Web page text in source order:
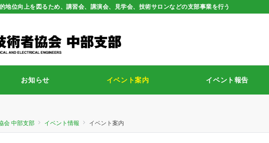
地位向上を図るため、講習会、講演会、見学会、技術サロンなどの支部事業を行う
お知らせ イベント案内 イベント報告
会 中部支部 イベント情報 イベント案内